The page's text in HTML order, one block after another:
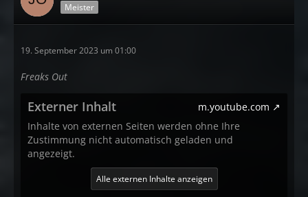
Meister
19. September 2023 um 01:00
Freaks Out
Externer Inhalt
m.youtube.com
Inhalte von externen Seiten werden ohne Ihre
Zustimmung nicht automatisch geladen und
angezeigt.
Alle externen Inhalte anzeigen